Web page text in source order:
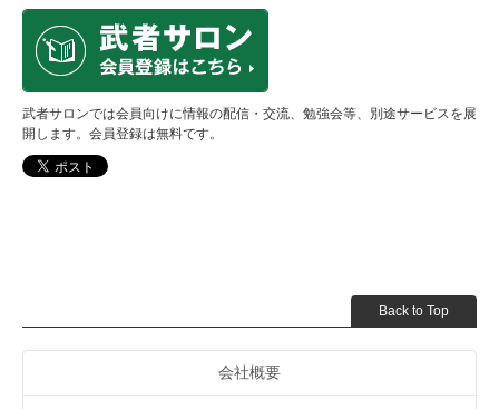
武者サロンでは会員向けに情報の配信・交流、勉強会等、別途サービスを展
開します。会員登録は無料です。
Back to Top
会社概要